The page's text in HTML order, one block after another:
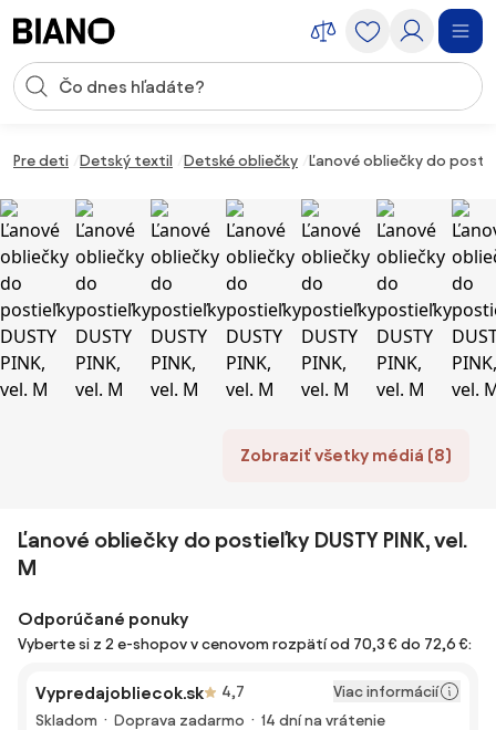
Vstup pre vyhľadávanie
Pre deti Detský textil Detské obliečky Ľanové obliečky do
Zobraziť všetky médiá (8)
Ľanové obliečky do postieľky DUSTY PINK, vel.
M
Odporúčané ponuky
Vyberte si z 2 e-shopov v cenovom rozpätí od 70,3 € do 72,6 €:
Vypredajobliecok.sk 4,7
Viac informácií
Skladom
Doprava zadarmo 14 dní na vrátenie